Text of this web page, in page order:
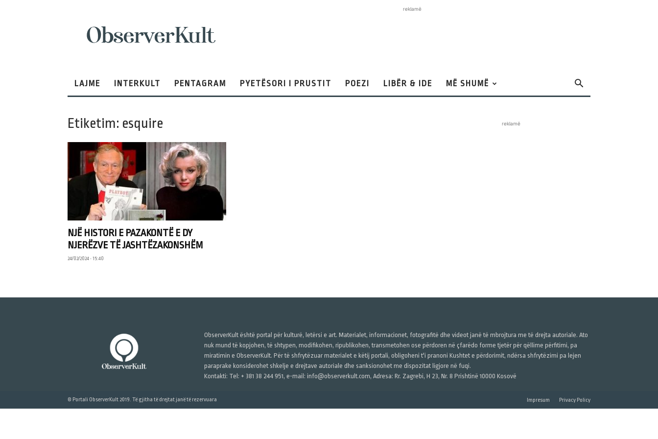
reklamë
LAJME INTERKULT PENTAGRAM PYETËSORI I PRUSTIT POEZI LIBËR & IDE MË SHUMË
Etiketim: esquire
NJË HISTORI E PAZAKONTË E DY
NJERËZVE TË JASHTËZAKONSHËM
24/02/2024 • 15:40
reklamë
ObserverKult është portal për kulturë, letërsi e art. Materialet, informacionet, fotografitë dhe videot janë të mbrojtura me të drejta autoriale. Ato
nuk mund të kopjohen, të shtypen, modifikohen, ripublikohen, transmetohen ose përdoren në çfarëdo forme tjetër për qëllime përfitimi, pa
miratimin e ObserverKult. Për të shfrytëzuar materialet e këtij portali, obligoheni t'i pranoni Kushtet e përdorimit, ndërsa shfrytëzimi pa lejen
paraprake konsiderohet shkelje e drejtave autoriale dhe sanksionohet me dispozitat ligjore në fuqi.
Kontakti: Tel: + 381 38 244 951, e-mail: info@observerkult.com, Adresa: Rr. Zagrebi, H 23, Nr. 8 Prishtinë 10000 Kosovë
Impresum Privacy Policy
© Portali ObserverKult 2019. Të gjitha të drejtat janë të rezervuara